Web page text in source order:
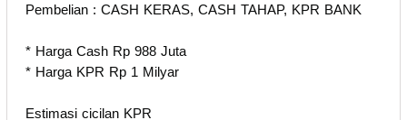
Pembelian : CASH KERAS, CASH TAHAP, KPR BANK
* Harga Cash Rp 988 Juta
* Harga KPR Rp 1 Milyar
Estimasi cicilan KPR